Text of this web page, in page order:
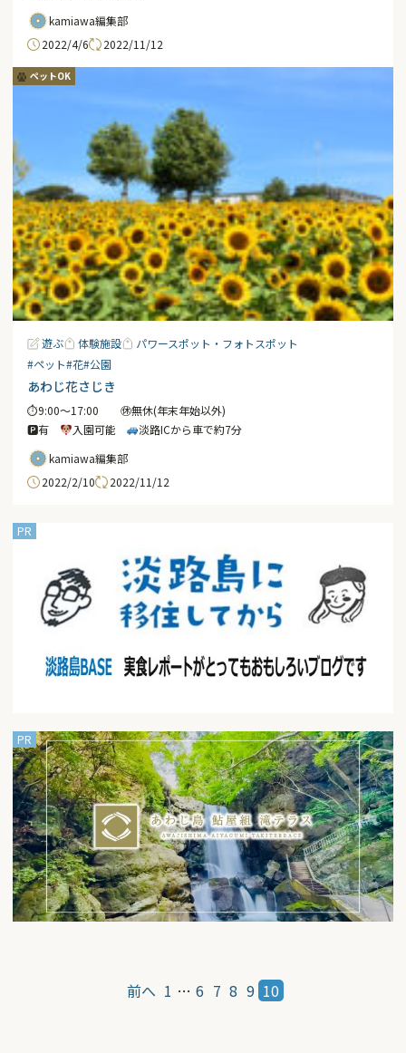
kamiawa編集部
2022/4/6
2022/11/12
ペットOK
遊ぶ 体験施設
パワースポット・フォトスポット
#ペット#花#公園
あわじ花さじき
⏱9:00〜17:00 ㊡無休(年末年始以外)
🅿有
入園可能
淡路ICから車で約7分
kamiawa編集部
2022/2/10
2022/11/12
前へ 1 … 6 7 8 9 10